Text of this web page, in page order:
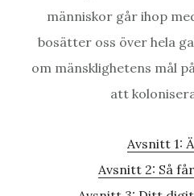
människor går ihop
bosätter oss över hela
om mänsklighetens mål
att
Avsnitt 1:
Avsnitt 2: Så